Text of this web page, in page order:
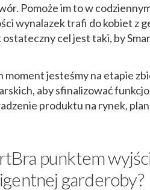
Pomoże im to w
wynalazek trafi do kobiet z
ostateczny cel jest taki, by
moment jesteśmy na etapie
aby sfinalizować
produktu na rynek,
punktem
garderoby?